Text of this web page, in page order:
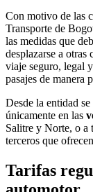
Con motivo de las
Transporte de
las medidas que
desplazarse a
viaje seguro, legal
pasajes de manera
Desde la entidad
únicamente en las
Salitre y Norte, o a
terceros que
Tarifas